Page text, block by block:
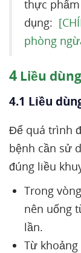
thực
dụng:
phòng
4 Liều
4.1 Liều
Để quá trình
bệnh cần sử
đúng liều
Trong
nên uống
lần.
Từ